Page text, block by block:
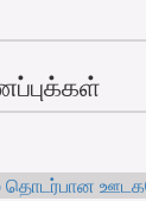
தொடர்பான